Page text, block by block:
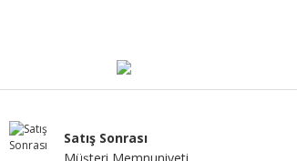
Satış Sonrası